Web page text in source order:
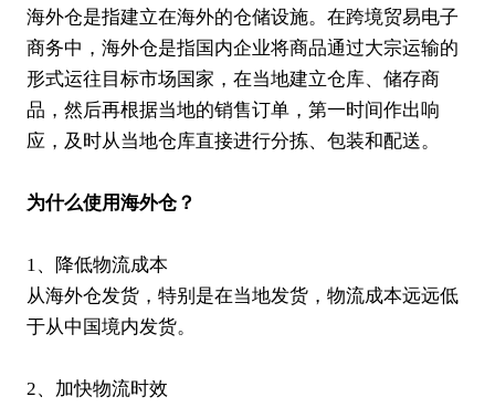
海外仓是指建立在海外的仓储设施。在跨境贸易电子
商务中，海外仓是指国内企业将商品通过大宗运输的
形式运往目标市场国家，在当地建立仓库、储存商
品，然后再根据当地的销售订单，第一时间作出响
应，及时从当地仓库直接进行分拣、包装和配送。
为什么使用海外仓？
1、降低物流成本
从海外仓发货，特别是在当地发货，物流成本远远低
于从中国境内发货。
2、加快物流时效